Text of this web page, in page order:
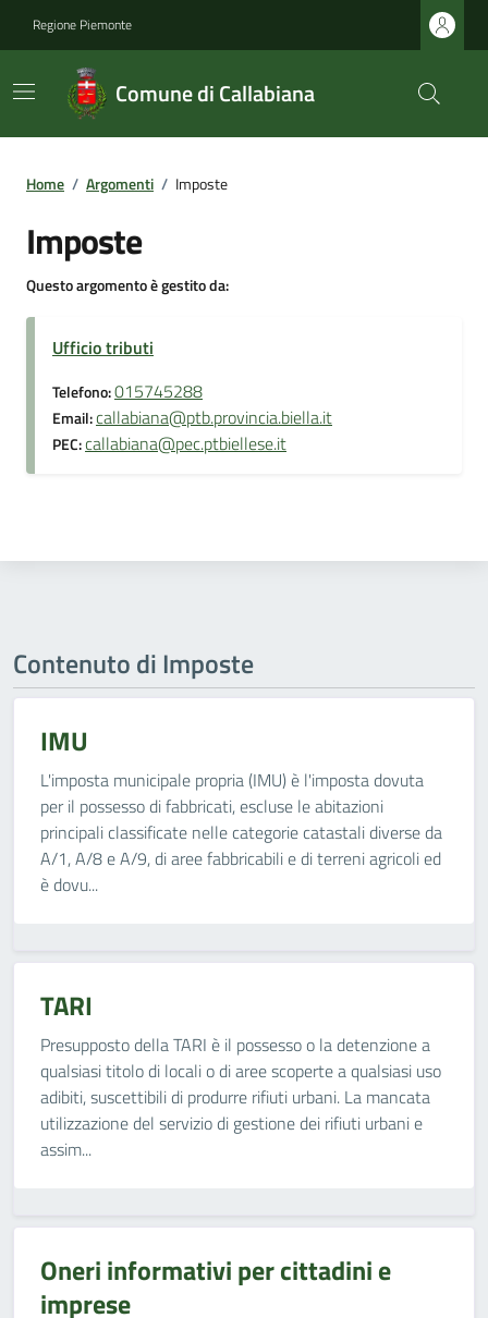
Regione Piemonte
Comune di Callabiana
Home / Argomenti / Imposte
Imposte
Questo argomento è gestito da:
Ufficio tributi
Telefono:015745288
Email:callabiana@ptb.provincia.biella.it
PEC:callabiana@pec.ptbiellese.it
Contenuto di Imposte
IMU
L'imposta municipale propria (IMU) è l'imposta dovuta
per il possesso di fabbricati, escluse le abitazioni
principali classificate nelle categorie catastali diverse da
A/1, A/8 e A/9, di aree fabbricabili e di terreni agricoli ed
è dovu...
TARI
Presupposto della TARI è il possesso o la detenzione a
qualsiasi titolo di locali o di aree scoperte a qualsiasi uso
adibiti, suscettibili di produrre rifiuti urbani. La mancata
utilizzazione del servizio di gestione dei rifiuti urbani e
assim...
Oneri informativi per cittadini e
imprese